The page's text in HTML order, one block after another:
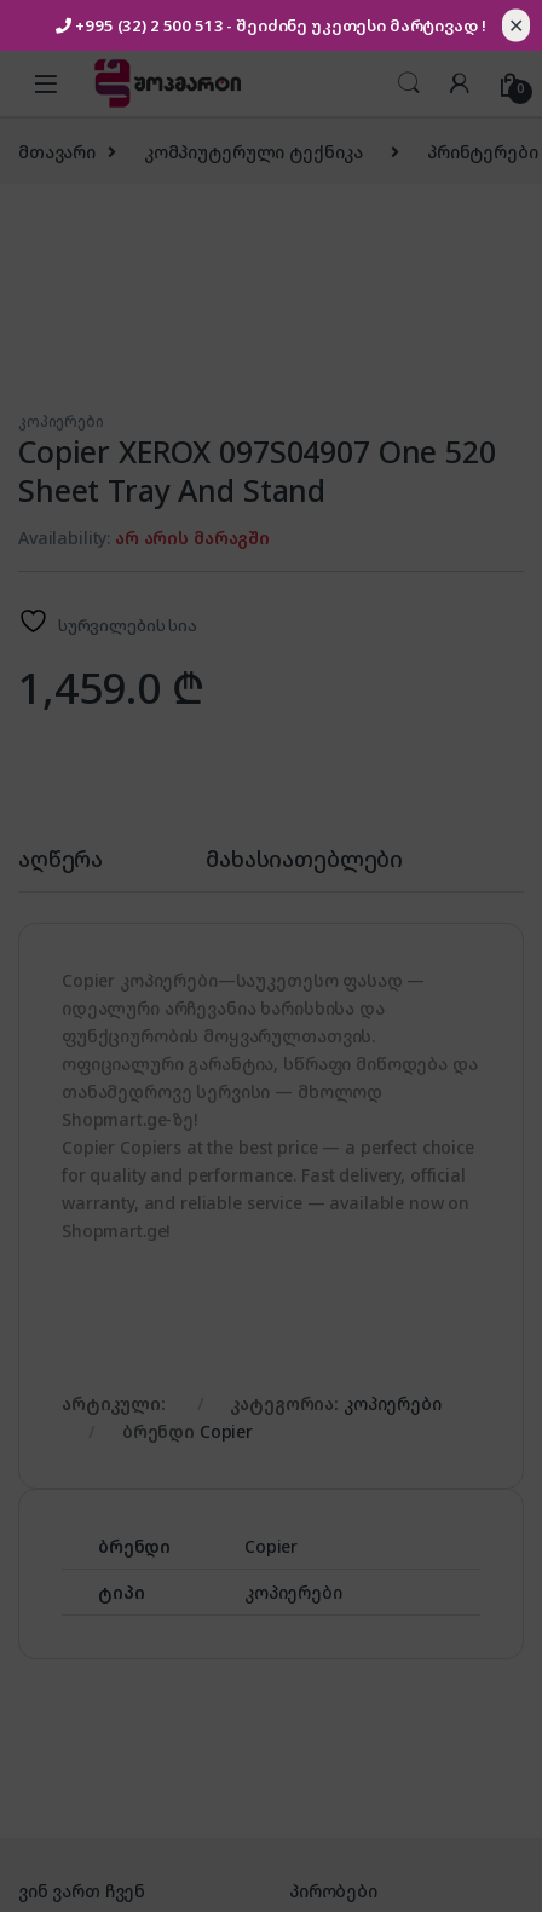
+995 (32) 2 500 513 - შეიძინე უკეთესი მარტივად ! ✕
Skip to navigation
Skip to content
0
მთავარი კომპიუტერული ტექნიკა
კოპიერები
Copier XEROX 097S04907 One 520
Sheet Tray And Stand
Availability: არ არის მარაგში
სურვილების სია
1,459.0 ₾
აღწერა მახასიათებლები
Copier კოპიერები—საუკეთესო ფასად —
იდეალური არჩევანია ხარისხისა და
ფუნქციურობის მოყვარულთათვის.
ოფიციალური გარანტია, სწრაფი მიწოდება და
თანამედროვე სერვისი — მხოლოდ
Shopmart.ge-ზე!
Copier Copiers at the best price — a perfect choice
for quality and performance. Fast delivery, official
warranty, and reliable service — available now on
Shopmart.ge!
არტიკული: კატეგორია: კოპიერები
ბრენდი Copier
ბრენდი
Copier
ტიპი
კოპიერები
ვინ ვართ ჩვენ
პირობები